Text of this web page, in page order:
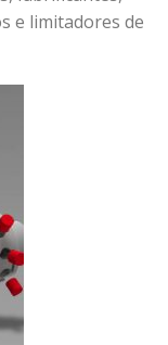
e limitadores de